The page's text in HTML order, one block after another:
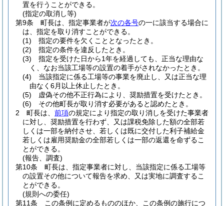
置を行うことができる。
(指定の取消し等)
第9条
町長は、指定事業者が次の各号の一に該当する場合に
は、指定を取り消すことができる。
(1)
指定の要件を欠くこととなったとき。
(2)
指定の条件を違反したとき。
(3)
指定を受けた日から1年を経過しても、正当な理由な
く、なお当該工場等の設置の着手がされなかったとき。
(4)
当該指定に係る工場等の事業を廃止し、又は正当な理
由なく6月以上休止したとき。
(5)
虚偽その他不正行為により、奨励措置を受けたとき。
(6)
その他町長が取り消す必要があると認めたとき。
2
町長は、 前項の規定により指定の取り消しを受けた事業者
に対し、奨励措置を行わず、又は課税免除した額の全部若
しくは一部を納付させ、若しくは既に交付した利子補給金
若しくは雇用奨励金の全部若しくは一部の返還を命ずるこ
とができる。
(報告、調査)
第10条
町長は、指定事業者に対し、当該指定に係る工場等
の設置その他について報告を求め、又は実地に調査するこ
とができる。
(規則への委任)
第11条
この条例に定めるもののほか、この条例の施行につ